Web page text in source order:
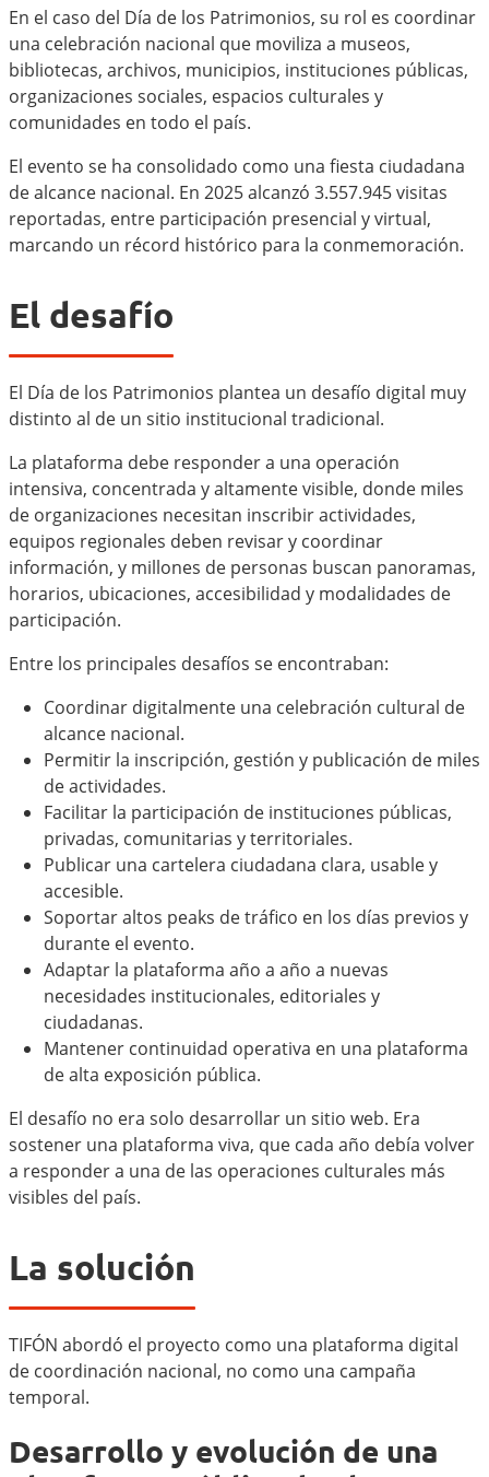
En el caso del Día de los Patrimonios, su rol es coordinar
una celebración nacional que moviliza a museos,
bibliotecas, archivos, municipios, instituciones públicas,
organizaciones sociales, espacios culturales y
comunidades en todo el país.
El evento se ha consolidado como una fiesta ciudadana
de alcance nacional. En 2025 alcanzó 3.557.945 visitas
reportadas, entre participación presencial y virtual,
marcando un récord histórico para la conmemoración.
El desafío
El Día de los Patrimonios plantea un desafío digital muy
distinto al de un sitio institucional tradicional.
La plataforma debe responder a una operación
intensiva, concentrada y altamente visible, donde miles
de organizaciones necesitan inscribir actividades,
equipos regionales deben revisar y coordinar
información, y millones de personas buscan panoramas,
horarios, ubicaciones, accesibilidad y modalidades de
participación.
Entre los principales desafíos se encontraban:
Coordinar digitalmente una celebración cultural de
alcance nacional.
Permitir la inscripción, gestión y publicación de miles
de actividades.
Facilitar la participación de instituciones públicas,
privadas, comunitarias y territoriales.
Publicar una cartelera ciudadana clara, usable y
accesible.
Soportar altos peaks de tráfico en los días previos y
durante el evento.
Adaptar la plataforma año a año a nuevas
necesidades institucionales, editoriales y
ciudadanas.
Mantener continuidad operativa en una plataforma
de alta exposición pública.
El desafío no era solo desarrollar un sitio web. Era
sostener una plataforma viva, que cada año debía volver
a responder a una de las operaciones culturales más
visibles del país.
La solución
TIFÓN abordó el proyecto como una plataforma digital
de coordinación nacional, no como una campaña
temporal.
Desarrollo y evolución de una